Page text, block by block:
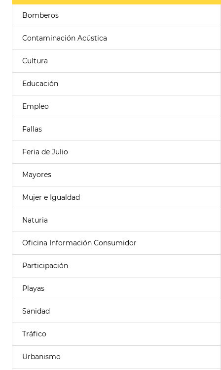
Bomberos
Contaminación Acústica
Cultura
Educación
Empleo
Fallas
Feria de Julio
Mayores
Mujer e Igualdad
Naturia
Oficina Información Consumidor
Participación
Playas
Sanidad
Tráfico
Urbanismo